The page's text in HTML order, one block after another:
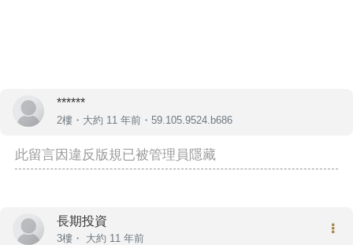
******
2樓・ 大約 11 年前 ・59.105.9524.b686
此留言因違反版規已被管理員隱藏
長期投資
3樓・ 大約 11 年前